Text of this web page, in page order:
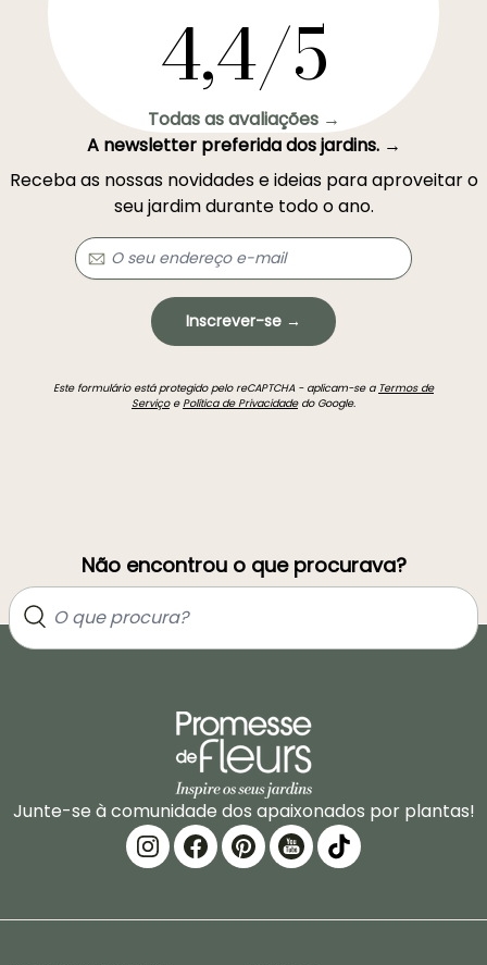
4,4/5
Todas as avaliações →
A newsletter preferida dos jardins. →
Receba as nossas novidades e ideias para aproveitar o
seu jardim durante todo o ano.
Inscrever-se →
Este formulário está protegido pelo reCAPTCHA - aplicam-se a Termos de
ServiçoePolítica de Privacidadedo Google.
Não encontrou o que procurava?
Junte-se à comunidade dos apaixonados por plantas!